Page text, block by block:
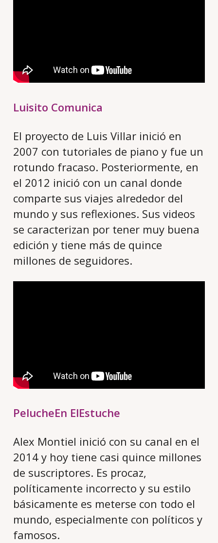
Luisito Comunica
El proyecto de Luis Villar inició en
2007 con tutoriales de piano y fue un
rotundo fracaso. Posteriormente, en
el 2012 inició con un canal donde
comparte sus viajes alrededor del
mundo y sus reflexiones. Sus videos
se caracterizan por tener muy buena
edición y tiene más de quince
millones de seguidores.
PelucheEn ElEstuche
Alex Montiel inició con su canal en el
2014 y hoy tiene casi quince millones
de suscriptores. Es procaz,
políticamente incorrecto y su estilo
básicamente es meterse con todo el
mundo, especialmente con políticos y
famosos.